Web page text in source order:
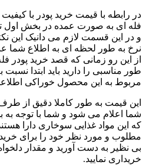
در رابطه با قیمت خرید پودر با
فله ای به صورت عمده در بخش اول
و در این قسمت لازم می دانیک این
نرخ به طور لحظه ای به اطلاع شما
از این رو زمانی که قصد خرید پودر
طور مناسبی را دارید باید ابتدا
مربوط به این محصول خوراکی
این قیمت به طور کاملا دقیق از
شما اعلام می شود و شما با توجه به
که این مواد غذایی سوخاری دارا
مطلوب و مورد نظر خود را برای
بی نظیر به دست آورید و مقدار
خریداری نمایید.